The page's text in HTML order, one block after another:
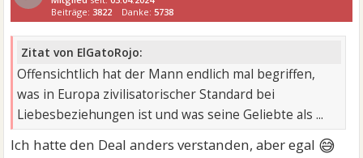
Beiträge:3822 Danke:5738
Zitat von ElGatoRojo:
Offensichtlich hat der Mann endlich mal begriffen,
was in Europa zivilisatorischer Standard bei
Liebesbeziehungen ist und was seine Geliebte als ...
Ich hatte den Deal anders verstanden, aber egal 😅